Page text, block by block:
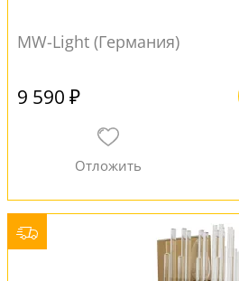
MW-Light (Германия)
9 590 ₽